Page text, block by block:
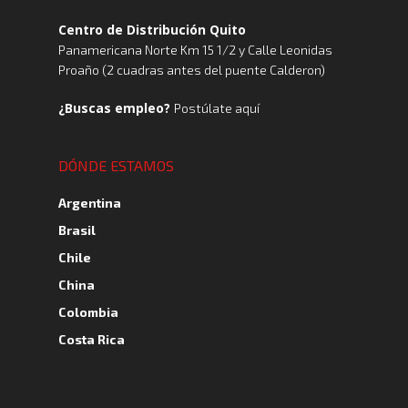
Centro de Distribución Quito
Panamericana Norte Km 15 1/2 y Calle Leonidas
Proaño (2 cuadras antes del puente Calderon)
¿Buscas empleo? Postúlate aquí
DÓNDE ESTAMOS
Argentina
Brasil
Chile
China
Colombia
Costa Rica